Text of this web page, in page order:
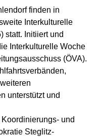
finden in
Interkulturelle
statt. Initiiert und
Interkulturelle Woche
(ÖVA).
unterstützt und
und
Steglitz-